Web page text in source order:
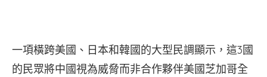
一項橫跨美國、日本和韓國的大型民調顯示，這3國
的民眾將中國視為威脅而非合作夥伴美國芝加哥全